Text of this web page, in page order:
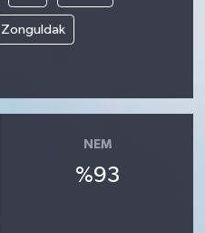
Zonguldak
NEM
%93